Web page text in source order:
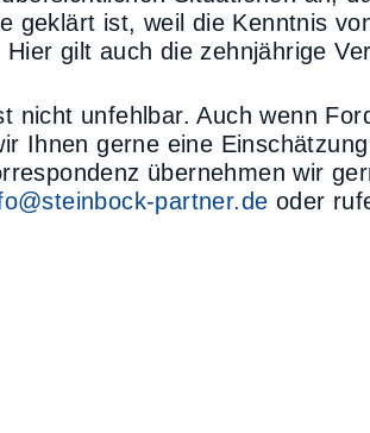
geklärt ist, weil die Kenntnis
gilt auch die zehnjährige
nicht unfehlbar. Auch wenn
Ihnen gerne eine
übernehmen wir
partner.de oder